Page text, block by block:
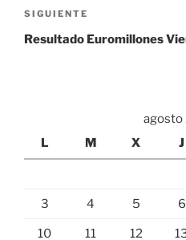
Siguiente
entrada
SIGUIENTE
Resultado Euromillones
agosto
L
M X J
3 4 5 6
10 11 12